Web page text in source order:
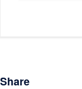
Share